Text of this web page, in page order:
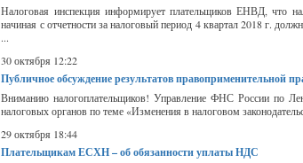
Налоговая инспекция информирует плательщиков ЕНВД, что
начиная с отчетности за налоговый период 4 квартал 2018 г.
...
30 октября 12:22
Публичное обсуждение результатов правоприменительной
Вниманию налогоплательщиков! Управление ФНС России по
налоговых органов по теме «Изменения в налоговом
29 октября 18:44
Плательщикам ЕСХН – об обязанности уплаты НДС